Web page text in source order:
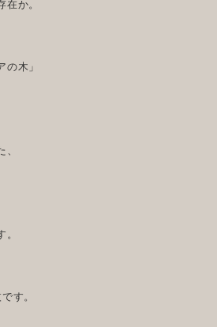
か。
木」
す。